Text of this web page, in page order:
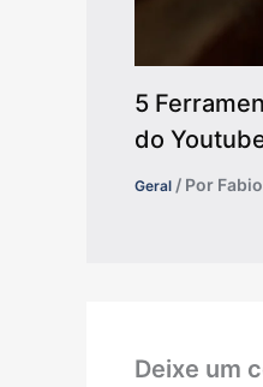
5
do
Geral / Por
Deixe um